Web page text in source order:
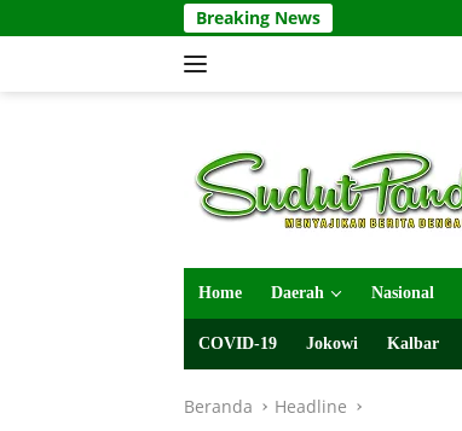
ke
Breaking News
Home Daerah Nasional
COVID-19 Jokowi Kalbar
Beranda Headline